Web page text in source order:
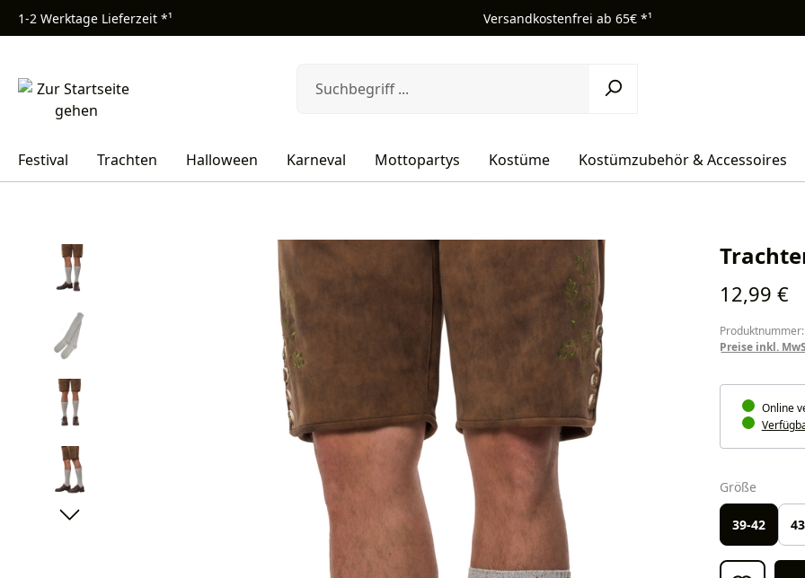
Hauptinhalt springen
Zur Suche springen
Zur Hauptnavigation springen
1-2 Werktage Lieferzeit *¹ Versandkostenfrei ab 65€ *¹
Festival Trachten Halloween Karneval Mottopartys Kostüme Kostümzubehör & Accessoires
Bildergalerie überspringen
Regulärer
12,99 €
Preise inkl.
Online
Größe
39-42